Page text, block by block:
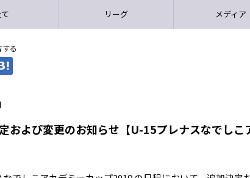
リーグ メディア
る
および変更のお知らせ【U-15プレナスなでしこ